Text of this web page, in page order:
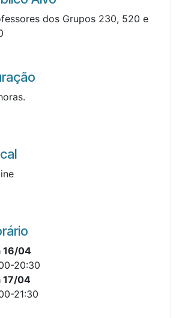
dos Grupos 230, 520 e
16/04
20:30
17/04
21:30